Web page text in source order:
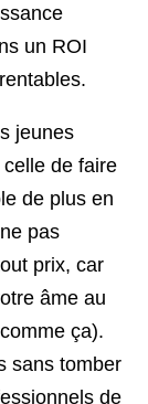
un ROI
jeunes
de faire
de plus en
pas
prix, car
âme au
ça).
sans tomber
de